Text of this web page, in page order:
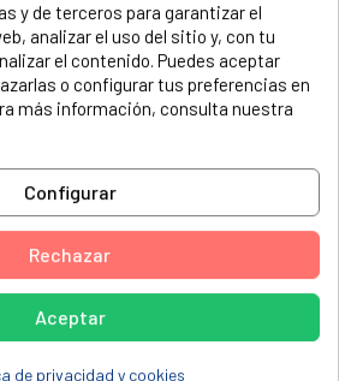
DE LAVAVAJILLAS SMEG
12059)
y de terceros para garantizar el
analizar el uso del sitio y, con tu
el contenido. Puedes aceptar
o configurar tus preferencias en
más información, consulta nuestra
Configurar
Rechazar
Aceptar
de privacidad y cookies